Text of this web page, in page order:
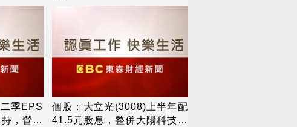
季EPS
，營運
個股：大立光(3008)上半年配
41.5元股息，整併大陽科技為